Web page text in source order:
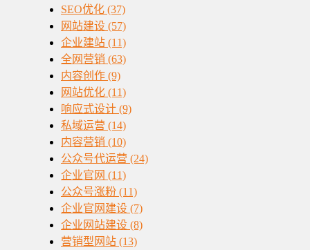
SEO优化 (37)
网站建设 (57)
企业建站 (11)
全网营销 (63)
内容创作 (9)
网站优化 (11)
响应式设计 (9)
私域运营 (14)
内容营销 (10)
公众号代运营 (24)
企业官网 (11)
公众号涨粉 (11)
企业官网建设 (7)
企业网站建设 (8)
营销型网站 (13)